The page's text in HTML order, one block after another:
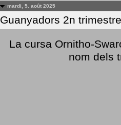
mardi, 5. août 2025
Guanyadors 2n
La cursa Ornitho-
nom dels